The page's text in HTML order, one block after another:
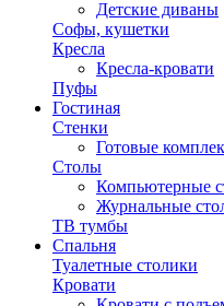
Детские диваны
Софы, кушетки
Кресла
Кресла-кровати
Пуфы
Гостиная
Стенки
Готовые
Столы
Компьютерные
Журнальные
ТВ тумбы
Спальня
Туалетные столики
Кровати